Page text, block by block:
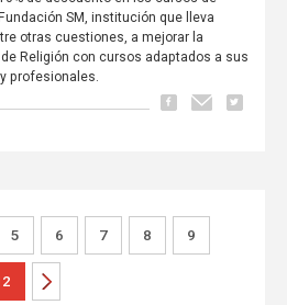
SM, institución que lleva
otras cuestiones, a mejorar la
Religión con cursos adaptados a sus
profesionales.
5 6 7 8 9